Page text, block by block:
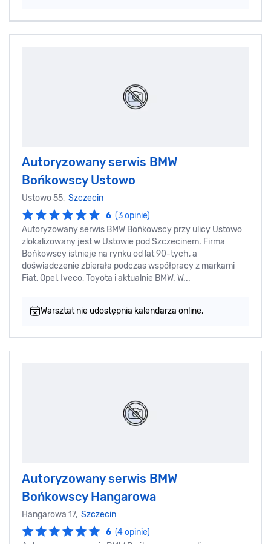
Autoryzowany serwis BMW
Bońkowscy Ustowo
Ustowo 55, Szczecin
6 (3 opinie)
Autoryzowany serwis BMW Bońkowscy przy ulicy Ustowo
zlokalizowany jest w Ustowie pod Szczecinem. Firma
Bońkowscy istnieje na rynku od lat 90-tych, a
doświadczenie zbierała podczas współpracy z markami
Fiat, Opel, Iveco, Toyota i aktualnie BMW. W...
Warsztat nie udostępnia kalendarza online.
Autoryzowany serwis BMW
Bońkowscy Hangarowa
Hangarowa 17, Szczecin
6 (4 opinie)